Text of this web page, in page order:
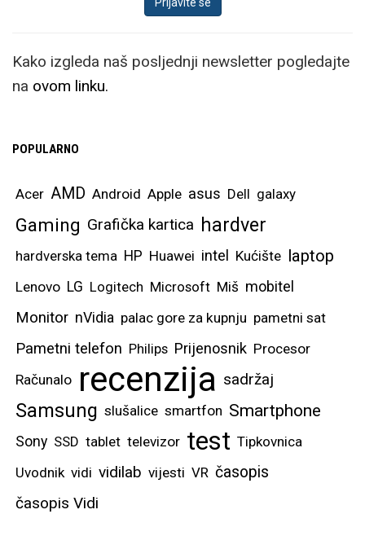
Kako izgleda naš posljednji newsletter pogledajte
na ovom linku.
POPULARNO
Acer AMD Android Apple asus Dell galaxy
Gaming Grafička kartica hardver
hardverska tema HP Huawei intel Kućište laptop
Lenovo LG Logitech Microsoft Miš mobitel
Monitor nVidia palac gore za kupnju pametni sat
Pametni telefon Philips Prijenosnik Procesor
Računalo recenzija sadržaj
Samsung slušalice smartfon Smartphone
Sony SSD tablet televizor test Tipkovnica
Uvodnik vidi vidilab vijesti VR časopis
časopis Vidi